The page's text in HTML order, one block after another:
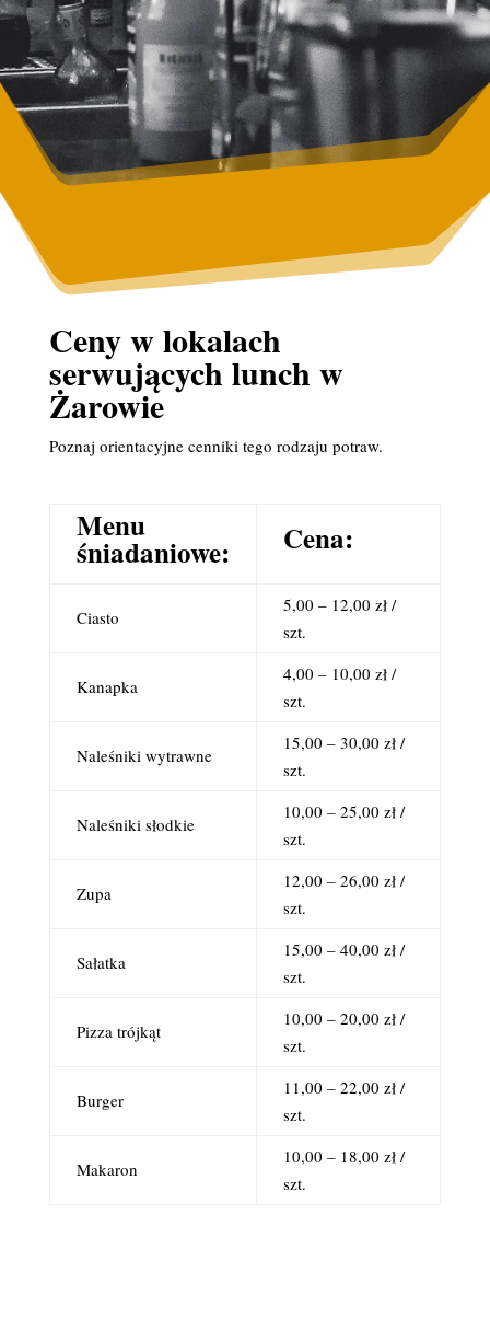
Ceny w lokalach
serwujących lunch w
Żarowie
Poznaj orientacyjne cenniki tego rodzaju potraw.
Menu
śniadaniowe: Cena:
Ciasto
5,00 – 12,00 zł /
szt.
Kanapka
4,00 – 10,00 zł /
szt.
Naleśniki wytrawne
15,00 – 30,00 zł /
szt.
Naleśniki słodkie
10,00 – 25,00 zł /
szt.
Zupa
12,00 – 26,00 zł /
szt.
Sałatka
15,00 – 40,00 zł /
szt.
Pizza trójkąt
10,00 – 20,00 zł /
szt.
Burger
11,00 – 22,00 zł /
szt.
Makaron
10,00 – 18,00 zł /
szt.